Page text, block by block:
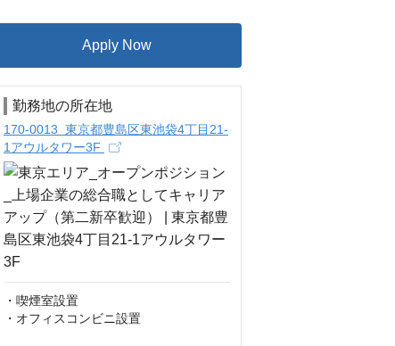
Apply Now
勤務地の所在地
170-0013 東京都豊島区東池袋4丁目21-
1アウルタワー3F
・喫煙室設置
・オフィスコンビニ設置